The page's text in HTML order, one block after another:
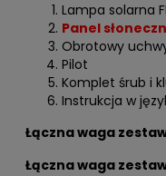
Lampa solarna
Panel
Obrotowy
Pilot
Komplet śrub i
Instrukcja w
Łączna waga
Łączna waga